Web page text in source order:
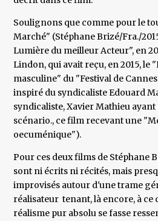
Soulignons que comme pour le
Marché" (Stéphane Brizé/Fra./
Lumière du meilleur Acteur", en
Lindon, qui avait reçu, en 2015,
masculine" du "Festival de
inspiré du syndicaliste Edouard
syndicaliste, Xavier Mathieu
scénario., ce film recevant une
oecuménique").
Pour ces deux films de Stéphane
sont ni écrits ni récités, mais
improvisés autour d'une trame
réalisateur tenant, là encore, à ce
réalisme pur absolu se fasse